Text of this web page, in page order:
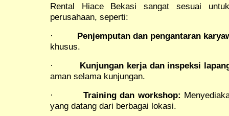
Rental Hiace Bekasi sangat sesuai
perusahaan, seperti:
· Penjemputan dan pengantaran
khusus.
· Kunjungan kerja dan inspeksi
aman selama kunjungan.
· Training dan workshop:
yang datang dari berbagai lokasi.